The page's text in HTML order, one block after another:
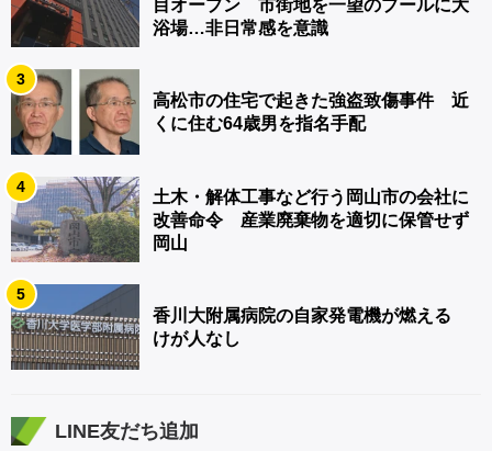
目オープン 市街地を一望のプールに大
浴場…非日常感を意識
3
高松市の住宅で起きた強盗致傷事件 近
くに住む64歳男を指名手配
4
土木・解体工事など行う岡山市の会社に
改善命令 産業廃棄物を適切に保管せず
岡山
5
香川大附属病院の自家発電機が燃える
けが人なし
LINE友だち追加